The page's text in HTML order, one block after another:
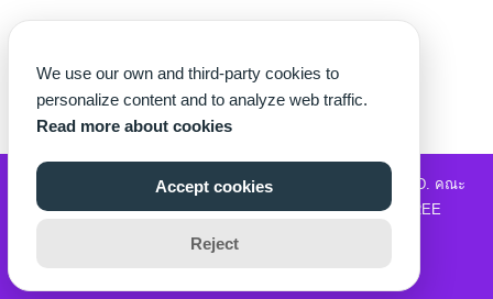
©2026 WWW.THECHETTER.COM. ALL RIGHTS RESERVED. คณะ
วิทยาศาสตร์และเทคโนโลยี|รับซื้อแบรนด์เนม|MOVIE2FREE
We use our own and third-party cookies to
personalize content and to analyze web traffic.
Read more about cookies
Accept cookies
Reject